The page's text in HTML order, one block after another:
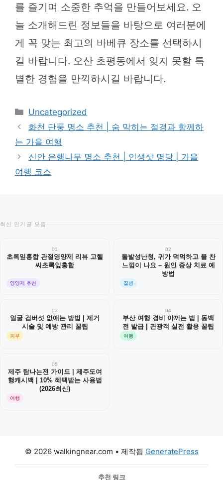
를 즐기며 소중한 추억을 만들어보세요. 오
늘 소개해드린 정보들을 바탕으로 여러분에
게 꼭 맞는 최고의 바베큐 장소를 선택하시
길 바랍니다. 오산 초평동에서 잊지 못할 특
별한 경험을 만끽하시길 바랍니다.
카
테
리
Uncategorized
화천 단풍 명소 추천 | 숨 막히는 절경과 함께하
는 가을 여행
신안 은행나무 명소 추천 | 인생샷 명당 | 가을
여행 코스
최신 인기글 모음
01
초록잎홍합 관절영양제 리뷰 고헬
씨초록잎홍합
영양제 추천
02
돌발성난청, 귀가 먹먹하고 물 찬
느낌이 나요 – 원인 증상 치료 예
방법
질병
03
얼굴 검버섯 없애는 방법 | 제거
시술 및 예방 관리 꿀팁
피부
04
부산 여행 경비 아끼는 법 | 동백
전 발급 | 관광객 실전 활용 꿀팁
여행
05
제주 탐나는전 가이드 | 제주도여
행캐시백 | 10% 혜택받는 사용법
(2026최신)
여행
© 2026 walkingnear.com • 제작됨 GeneratePress
추천 링크